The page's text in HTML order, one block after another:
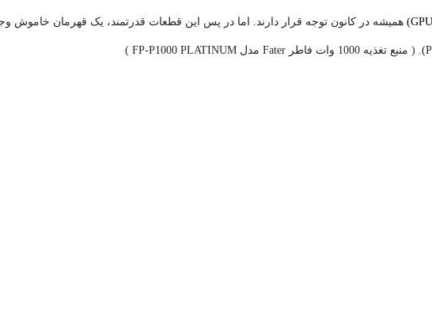
همیشه در کانون توجه قرار دارند. اما در پس این قطعات قدرتمند، یک قهرمان خاموش